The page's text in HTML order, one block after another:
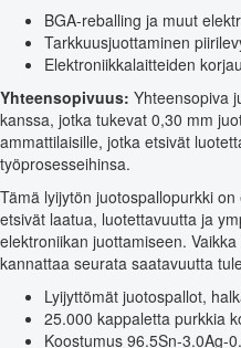
BGA-reballing ja muut
Tarkkuusjuottaminen
Elektroniikkalaitteiden
Yhteensopivuus: Yhteensopiva
kanssa, jotka tukevat 0,30 mm
ammattilaisille, jotka etsivät
työprosesseihinsa.
Tämä lyijytön juotospallopurkki
etsivät laatua, luotettavuutta ja
elektroniikan juottamiseen.
kannattaa seurata saatavuutta
Lyijyttömät juotospallot,
25.000 kappaletta purkkia
Koostumus 96.5Sn-3.0Ag-